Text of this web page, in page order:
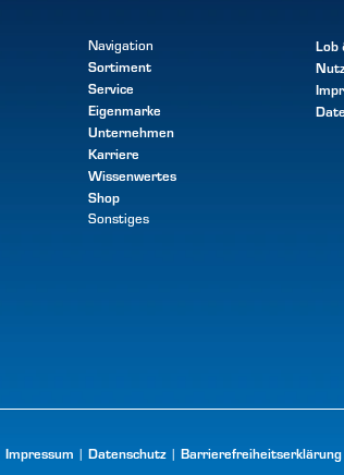
Navigation
Sortiment
Service
Eigenmarke
Unternehmen
Karriere
Wissenwertes
Shop
Sonstiges
Lob
Impressum | Datenschutz | Barrierefreiheitserklärung